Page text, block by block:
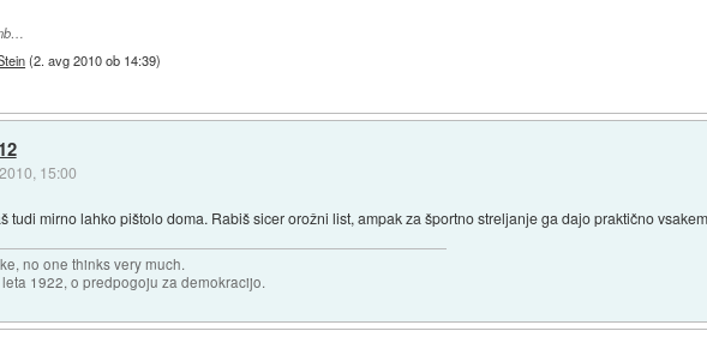
(2. avg 2010 ob 14:39)
15:00
tudi mirno lahko pištolo doma. Rabiš sicer orožni list, ampak za športno streljanje ga dajo praktično
no one thinks very much.
1922, o predpogoju za demokracijo.